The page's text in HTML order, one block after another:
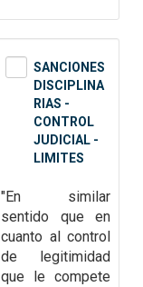
SANCIONES
DISCIPLINA
RIAS -
CONTROL
JUDICIAL -
LIMITES
"En similar
sentido que en
cuanto al control
de legitimidad
que le compete